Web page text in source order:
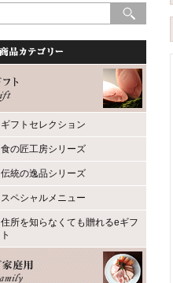
ギフトセレクション
食の匠工房シリーズ
伝統の逸品シリーズ
スペシャルメニュー
住所を知らなくても贈れるeギフ
ト